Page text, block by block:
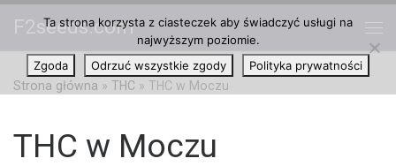
Przejdź do treści
F2seeds.com
Strona główna » THC » THC w Moczu
THC w Moczu
Ta strona korzysta z ciasteczek aby świadczyć usługi na
najwyższym poziomie.
Zgoda
Odrzuć wszystkie zgody Polityka prywatności